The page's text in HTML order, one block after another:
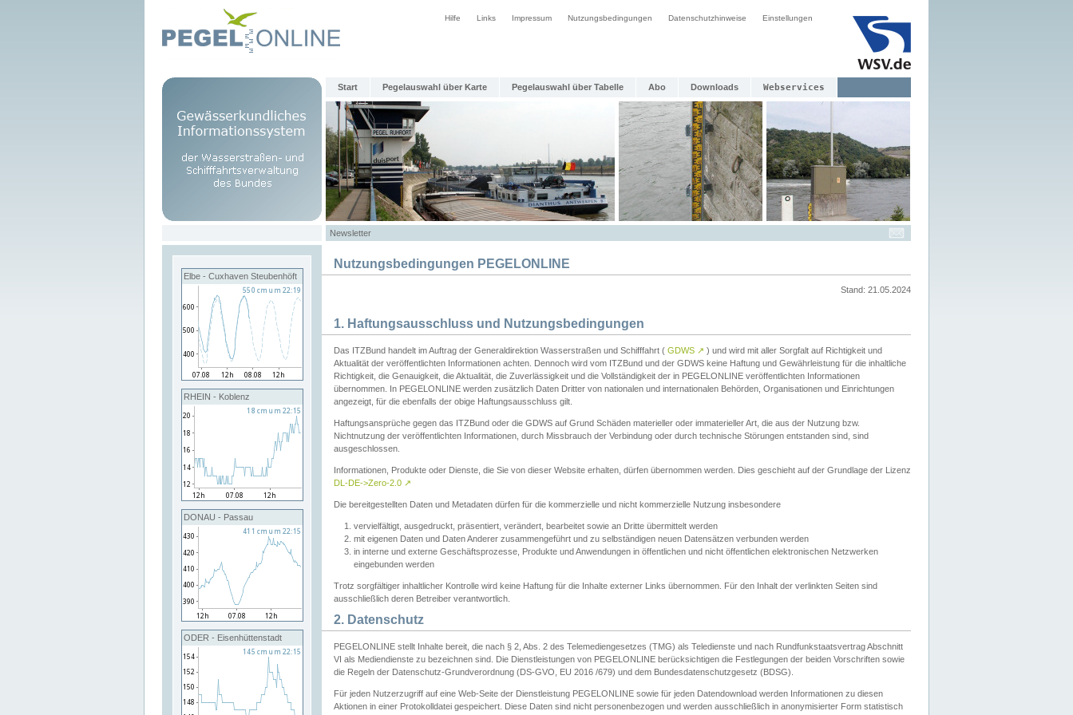
Hilfe Links Impressum Nutzungsbedingungen Datenschutzhinweise Einstellungen
Start Pegelauswahl über Karte Pegelauswahl über Tabelle Abo Downloads Webservices
Newsletter
Elbe - Cuxhaven Steubenhöft
RHEIN - Koblenz
DONAU - Passau
ODER - Eisenhüttenstadt
Nutzungsbedingungen PEGELONLINE
Stand: 21.05.2024
1. Haftungsausschluss und Nutzungsbedingungen
Das ITZBund handelt im Auftrag der Generaldirektion Wasserstraßen und Schifffahrt ( GDWS ↗ ) und wird mit aller Sorgfalt auf Richtigkeit und
Aktualität der veröffentlichten Informationen achten. Dennoch wird vom ITZBund und der GDWS keine Haftung und Gewährleistung für die inhaltliche
Richtigkeit, die Genauigkeit, die Aktualität, die Zuverlässigkeit und die Vollständigkeit der in PEGELONLINE veröffentlichten Informationen
übernommen. In PEGELONLINE werden zusätzlich Daten Dritter von nationalen und internationalen Behörden, Organisationen und Einrichtungen
angezeigt, für die ebenfalls der obige Haftungsausschluss gilt.
Haftungsansprüche gegen das ITZBund oder die GDWS auf Grund Schäden materieller oder immaterieller Art, die aus der Nutzung bzw.
Nichtnutzung der veröffentlichten Informationen, durch Missbrauch der Verbindung oder durch technische Störungen entstanden sind, sind
ausgeschlossen.
Informationen, Produkte oder Dienste, die Sie von dieser Website erhalten, dürfen übernommen werden. Dies geschieht auf der Grundlage der Lizenz
DL-DE->Zero-2.0 ↗
Die bereitgestellten Daten und Metadaten dürfen für die kommerzielle und nicht kommerzielle Nutzung insbesondere
vervielfältigt, ausgedruckt, präsentiert, verändert, bearbeitet sowie an Dritte übermittelt werden
mit eigenen Daten und Daten Anderer zusammengeführt und zu selbständigen neuen Datensätzen verbunden werden
in interne und externe Geschäftsprozesse, Produkte und Anwendungen in öffentlichen und nicht öffentlichen elektronischen Netzwerken
eingebunden werden
Trotz sorgfältiger inhaltlicher Kontrolle wird keine Haftung für die Inhalte externer Links übernommen. Für den Inhalt der verlinkten Seiten sind
ausschließlich deren Betreiber verantwortlich.
2. Datenschutz
PEGELONLINE stellt Inhalte bereit, die nach § 2, Abs. 2 des Telemediengesetzes (TMG) als Teledienste und nach Rundfunkstaatsvertrag Abschnitt
VI als Mediendienste zu bezeichnen sind. Die Dienstleistungen von PEGELONLINE berücksichtigen die Festlegungen der beiden Vorschriften sowie
die Regeln der Datenschutz-Grundverordnung (DS-GVO, EU 2016 /679) und dem Bundesdatenschutzgesetz (BDSG).
Für jeden Nutzerzugriff auf eine Web-Seite der Dienstleistung PEGELONLINE sowie für jeden Datendownload werden Informationen zu diesen
Aktionen in einer Protokolldatei gespeichert. Diese Daten sind nicht personenbezogen und werden ausschließlich in anonymisierter Form statistisch